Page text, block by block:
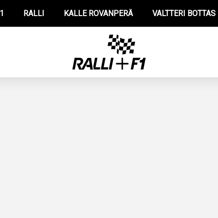
RALLI KALLE ROVANPERÄ VALTTERI BOTTAS